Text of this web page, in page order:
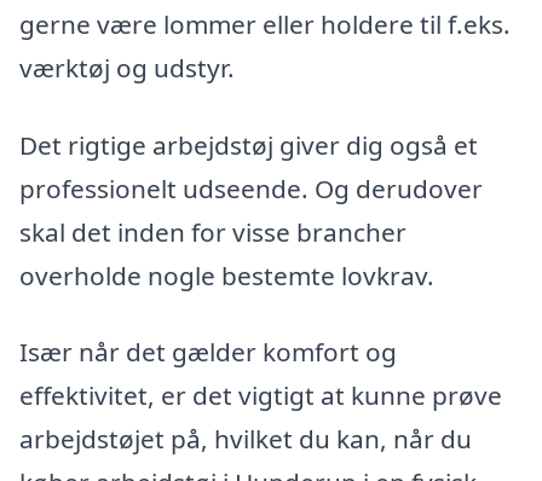
gerne være lommer eller holdere til f.eks.
værktøj og udstyr.
Det rigtige arbejdstøj giver dig også et
professionelt udseende. Og derudover
skal det inden for visse brancher
overholde nogle bestemte lovkrav.
Især når det gælder komfort og
effektivitet, er det vigtigt at kunne prøve
arbejdstøjet på, hvilket du kan, når du